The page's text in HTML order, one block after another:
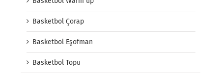
Basketbol Çorap
Basketbol Eşofman
Basketbol Topu